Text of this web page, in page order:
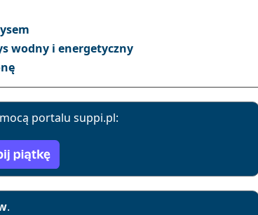
wodny i energetyczny
portalu suppi.pl:
.